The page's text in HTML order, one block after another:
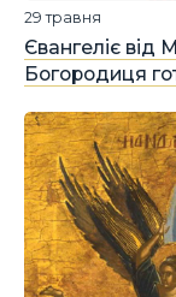
Євангеліє від
Богородиця
29 травня